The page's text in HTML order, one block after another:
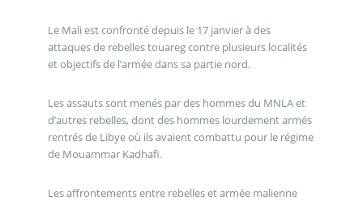
Le Mali est confronté depuis le 17 janvier à des
attaques de rebelles touareg contre plusieurs localités
et objectifs de l’armée dans sa partie nord.
Les assauts sont menés par des hommes du MNLA et
d’autres rebelles, dont des hommes lourdement armés
rentrés de Libye où ils avaient combattu pour le régime
de Mouammar Kadhafi.
Les affrontements entre rebelles et armée malienne